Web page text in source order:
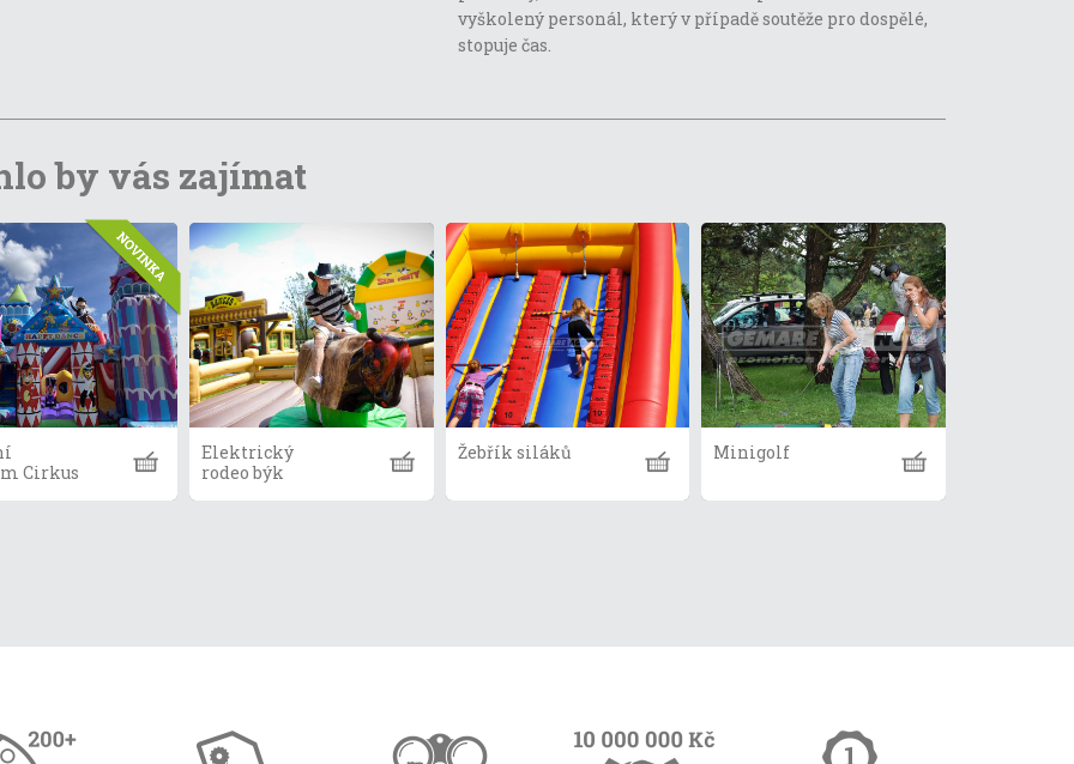
vyškolený personál, který v případě soutěže pro dospělé,
stopuje čas.
by vás zajímat
Cirkus
Elektrický
rodeo býk
Žebřík siláků Minigolf